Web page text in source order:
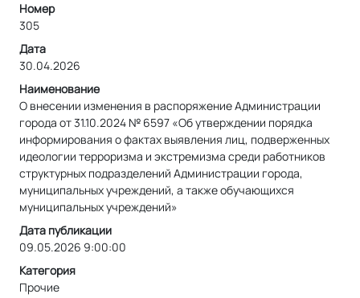
Номер
305
Дата
30.04.2026
Наименование
О внесении изменения в распоряжение Администрации
города от 31.10.2024 № 6597 «Об утверждении порядка
информирования о фактах выявления лиц, подверженных
идеологии терроризма и экстремизма среди работников
структурных подразделений Администрации города,
муниципальных учреждений, а также обучающихся
муниципальных учреждений»
Дата публикации
09.05.2026 9:00:00
Категория
Прочие